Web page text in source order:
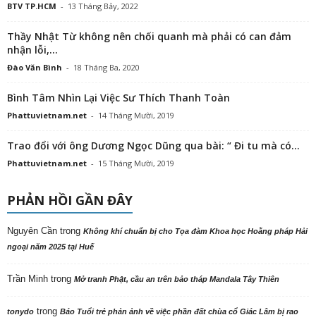
BTV TP.HCM - 13 Tháng Bảy, 2022
Thầy Nhật Từ không nên chối quanh mà phải có can đảm
nhận lỗi,...
Đào Văn Bình - 18 Tháng Ba, 2020
Bình Tâm Nhìn Lại Việc Sư Thích Thanh Toàn
Phattuvietnam.net - 14 Tháng Mười, 2019
Trao đổi với ông Dương Ngọc Dũng qua bài: “ Đi tu mà có...
Phattuvietnam.net - 15 Tháng Mười, 2019
PHẢN HỒI GẦN ĐÂY
Nguyên Cần trong Không khí chuẩn bị cho Tọa đàm Khoa học Hoằng pháp Hải
ngoại năm 2025 tại Huế
Trần Minh trong Mở tranh Phật, cầu an trên bảo tháp Mandala Tây Thiên
tonydo trong Báo Tuổi trẻ phản ảnh về việc phần đất chùa cổ Giác Lâm bị rao